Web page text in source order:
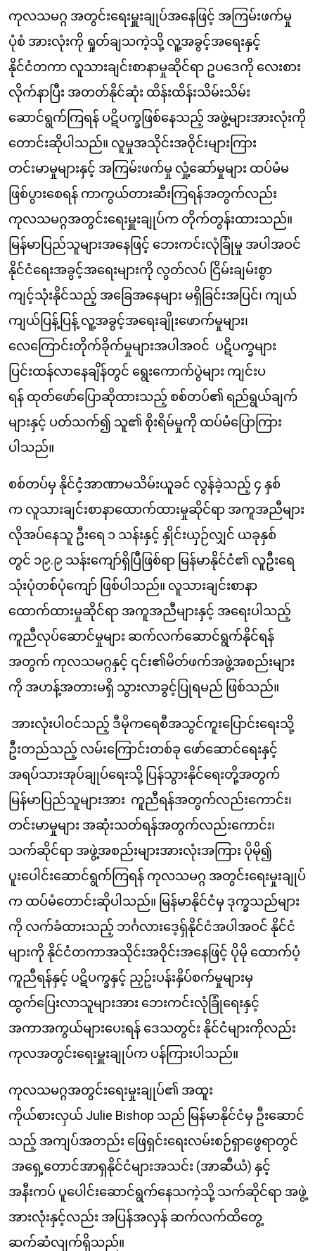
ကုလသမဂ္ဂ အတွင်းရေးမှူးချုပ်အနေဖြင့် အကြမ်းဖက်မှု
ပုံစံ အားလုံးကို ရှုတ်ချသကဲ့သို့ လူ့အခွင့်အရေးနှင့်
နိုင်ငံတကာ လူသားချင်းစာနာမှုဆိုင်ရာ ဥပဒေကို လေးစား
လိုက်နာပြီး အတတ်နိုင်ဆုံး ထိန်းထိန်းသိမ်းသိမ်း
ဆောင်ရွက်ကြရန် ပဋိပက္ခဖြစ်နေသည့် အဖွဲ့များအားလုံးကို
တောင်းဆိုပါသည်။ လူမှုအသိုင်းအဝိုင်းများကြား
တင်းမာမှုများနှင့် အကြမ်းဖက်မှု လှုံ့ဆော်မှုများ ထပ်မံမ
ဖြစ်ပွားစေရန် ကာကွယ်တားဆီးကြရန်အတွက်လည်း
ကုလသမဂ္ဂအတွင်းရေးမှူးချုပ်က တိုက်တွန်းထားသည်။
မြန်မာပြည်သူများအနေဖြင့် ဘေးကင်းလုံခြုံမှု အပါအဝင်
နိုင်ငံရေးအခွင့်အရေးများကို လွတ်လပ် ငြိမ်းချမ်းစွာ
ကျင့်သုံးနိုင်သည့် အခြေအနေများ မရှိခြင်းအပြင်၊ ကျယ်
ကျယ်ပြန့်ပြန့် လူ့အခွင့်အရေးချိုးဖောက်မှုများ၊
လေကြောင်းတိုက်ခိုက်မှုများအပါအဝင် ပဋိပက္ခများ
ပြင်းထန်လာနေချိန်တွင် ရွေးကောက်ပွဲများ ကျင်းပ
ရန် ထုတ်ဖော်ပြောဆိုထားသည့် စစ်တပ်၏ ရည်ရွယ်ချက်
များနှင့် ပတ်သက်၍ သူ၏ စိုးရိမ်မှုကို ထပ်မံပြောကြား
ပါသည်။
စစ်တပ်မှ နိုင်ငံ့အာဏာမသိမ်းယူခင် လွန်ခဲ့သည့် ၄ နှစ်
က လူသားချင်းစာနာထောက်ထားမှုဆိုင်ရာ အကူအညီများ
လိုအပ်နေသူ ဦးရေ ၁ သန်းနှင့် နှိုင်းယှဉ်လျှင် ယခုနှစ်
တွင် ၁၉.၉ သန်းကျော်ရှိပြီဖြစ်ရာ မြန်မာနိုင်ငံ၏ လူဦးရေ
သုံးပုံတစ်ပုံကျော် ဖြစ်ပါသည်။ လူသားချင်းစာနာ
ထောက်ထားမှုဆိုင်ရာ အကူအညီများနှင့် အရေးပါသည့်
ကူညီလုပ်ဆောင်မှုများ ဆက်လက်ဆောင်ရွက်နိုင်ရန်
အတွက် ကုလသမဂ္ဂနှင့် ၎င်း၏မိတ်ဖက်အဖွဲ့အစည်းများ
ကို အဟန့်အတားမရှိ သွားလာခွင့်ပြုရမည် ဖြစ်သည်။
အားလုံးပါဝင်သည့် ဒီမိုကရေစီအသွင်ကူးပြောင်းရေးသို့
ဦးတည်သည့် လမ်းကြောင်းတစ်ခု ဖော်ဆောင်ရေးနှင့်
အရပ်သားအုပ်ချုပ်ရေးသို့ ပြန်သွားနိုင်ရေးတို့အတွက်
မြန်မာပြည်သူများအား ကူညီရန်အတွက်လည်းကောင်း၊
တင်းမာမှုများ အဆုံးသတ်ရန်အတွက်လည်းကောင်း၊
သက်ဆိုင်ရာ အဖွဲ့အစည်းများအားလုံးအကြား ပိုမို၍
ပူးပေါင်းဆောင်ရွက်ကြရန် ကုလသမဂ္ဂ အတွင်းရေးမှုးချုပ်
က ထပ်မံတောင်းဆိုပါသည်။ မြန်မာနိုင်ငံမှ ဒုက္ခသည်များ
ကို လက်ခံထားသည့် ဘင်္ဂလားဒေ့ရှ်နိုင်ငံအပါအဝင် နိုင်ငံ
များကို နိုင်ငံတကာအသိုင်းအဝိုင်းအနေဖြင့် ပိုမို ထောက်ပံ့
ကူညီရန်နှင့် ပဋိပက္ခနှင့် ညှဥ်းပန်းနှိပ်စက်မှုများမှ
ထွက်ပြေးလာသူများအား ဘေးကင်းလုံခြုံရေးနှင့်
အကာအကွယ်များပေးရန် ဒေသတွင်း နိုင်ငံများကိုလည်း
ကုလအတွင်းရေးမှူးချုပ်က ပန်ကြားပါသည်။
ကုလသမဂ္ဂအတွင်းရေးမှုးချုပ်၏ အထူး
ကိုယ်စားလှယ် Julie Bishop သည် မြန်မာနိုင်ငံမှ ဦးဆောင်
သည့် အကျပ်အတည်း ဖြေရှင်းရေးလမ်းစဉ်ရှာဖွေရာတွင်
အရှေ့တောင်အာရှနိုင်ငံများအသင်း (အာဆီယံ) နှင့်
အနီးကပ် ပူပေါင်းဆောင်ရွက်နေသကဲ့သို့ သက်ဆိုင်ရာ အဖွဲ့
အားလုံးနှင့်လည်း အပြန်အလှန် ဆက်လက်ထိတွေ့
ဆက်ဆံလျက်ရှိသည်။